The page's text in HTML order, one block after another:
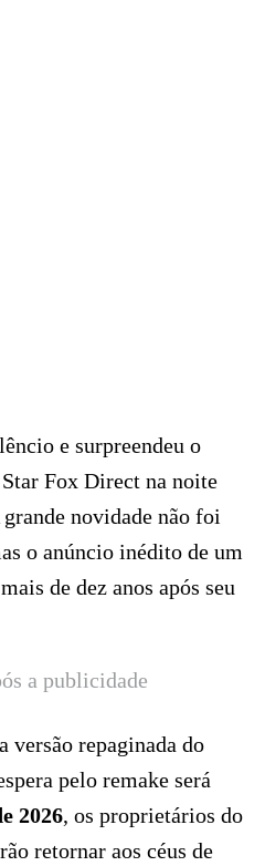
e surpreendeu o
Fox Direct na noite
novidade não foi
o anúncio inédito de um
de dez anos após seu
a publicidade
versão repaginada do
pelo remake será
2026, os proprietários do
retornar aos céus de